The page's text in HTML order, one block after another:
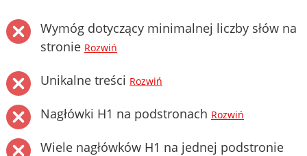
Wymóg dotyczący minimalnej liczby słów na
stronie Rozwiń
Unikalne treści Rozwiń
Nagłówki H1 na podstronach Rozwiń
Wiele nagłówków H1 na jednej podstronie